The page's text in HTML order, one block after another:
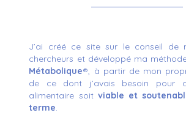
J’ai créé ce site sur le conseil de
chercheurs et développé ma
Métabolique®, à partir de mon
de ce dont j’avais besoin pour
alimentaire soit viable et
terme.